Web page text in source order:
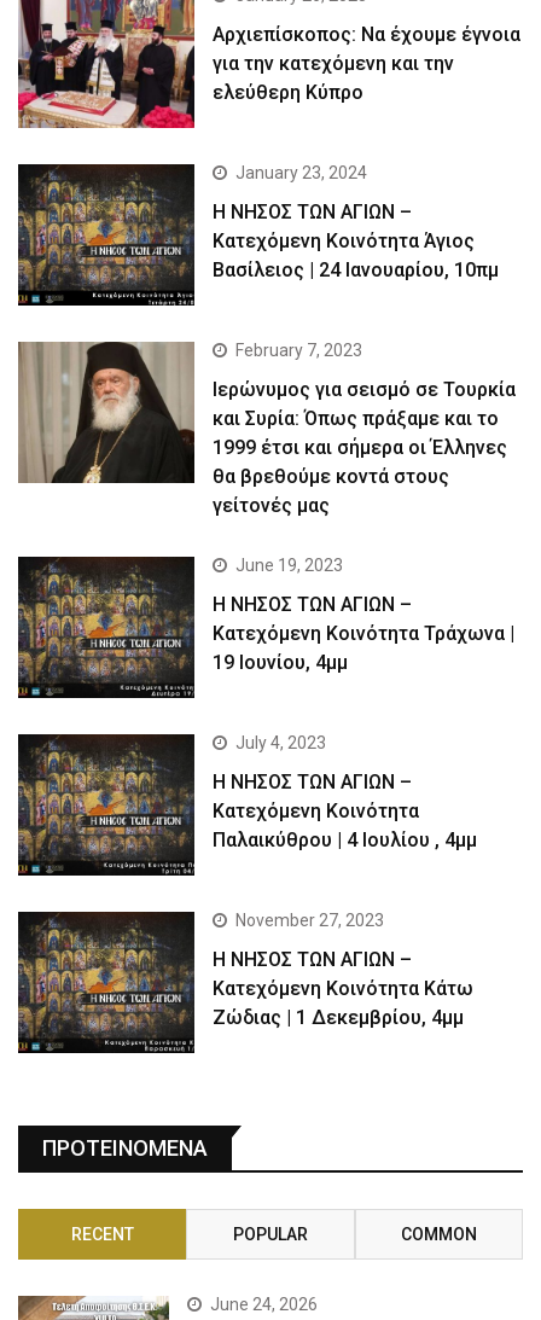
Αρχιεπίσκοπος: Να έχουμε έγνοια
για την κατεχόμενη και την
ελεύθερη Κύπρο
January 23, 2024
Η ΝΗΣΟΣ ΤΩΝ ΑΓΙΩΝ –
Κατεχόμενη Κοινότητα Άγιος
Βασίλειος | 24 Ιανουαρίου, 10πμ
February 7, 2023
Ιερώνυμος για σεισμό σε Τουρκία
και Συρία: Όπως πράξαμε και το
1999 έτσι και σήμερα οι Έλληνες
θα βρεθούμε κοντά στους
γείτονές μας
June 19, 2023
Η ΝΗΣΟΣ ΤΩΝ ΑΓΙΩΝ –
Kατεχόμενη Κοινότητα Τράχωνα |
19 Ιουνίου, 4μμ
July 4, 2023
Η ΝΗΣΟΣ ΤΩΝ ΑΓΙΩΝ –
Kατεχόμενη Κοινότητα
Παλαικύθρου | 4 Ιουλίου , 4μμ
November 27, 2023
Η ΝΗΣΟΣ ΤΩΝ ΑΓΙΩΝ –
Κατεχόμενη Κοινότητα Κάτω
Ζώδιας | 1 Δεκεμβρίου, 4μμ
ΠΡΟΤΕΙΝΟΜΕΝΑ
RECENT POPULAR COMMON
June 24, 2026